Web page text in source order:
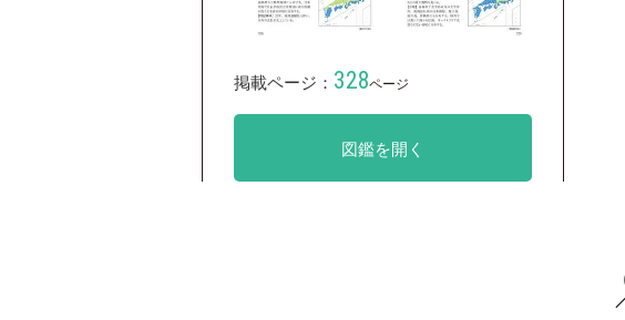
掲載ページ： 328ページ
図鑑を開く